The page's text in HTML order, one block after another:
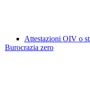
Attestazioni OIV o
Burocrazia zero